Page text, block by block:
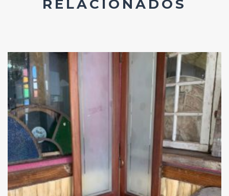
RELACIONADOS
ao
Favoritos